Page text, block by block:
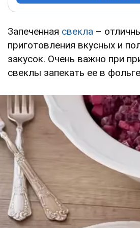
Запеченная свекла –
приготовления вкусных и
закусок. Очень важно при
свеклы запекать ее в